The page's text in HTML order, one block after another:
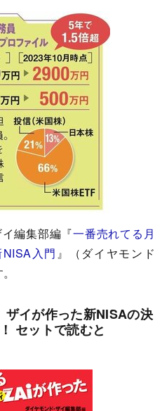
編集部編『一番売れてる月
入門 』（ダイヤモンド
ザイが作った新NISAの決
セットで読むと